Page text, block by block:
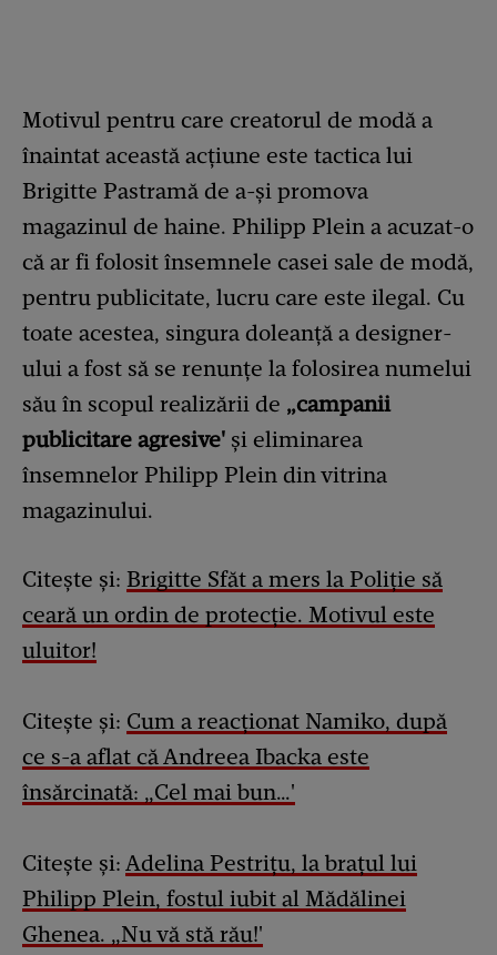
Motivul pentru care creatorul de modă a
înaintat această acțiune este tactica lui
Brigitte Pastramă de a-și promova
magazinul de haine. Philipp Plein a acuzat-o
că ar fi folosit însemnele casei sale de modă,
pentru publicitate, lucru care este ilegal. Cu
toate acestea, singura doleanță a designer-
ului a fost să se renunțe la folosirea numelui
său în scopul realizării de „campanii
publicitare agresive' și eliminarea
însemnelor Philipp Plein din vitrina
magazinului.
Citește și: Brigitte Sfăt a mers la Poliție să
ceară un ordin de protecție. Motivul este
uluitor!
Citește și: Cum a reacționat Namiko, după
ce s-a aflat că Andreea Ibacka este
însărcinată: „Cel mai bun…'
Citește și: Adelina Pestrițu, la brațul lui
Philipp Plein, fostul iubit al Mădălinei
Ghenea. „Nu vă stă rău!'